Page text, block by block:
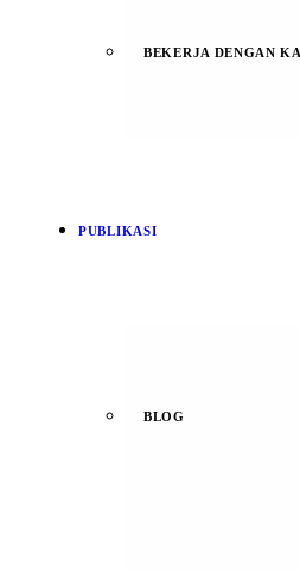
BEKERJA DENGAN
PUBLIKASI
BLOG